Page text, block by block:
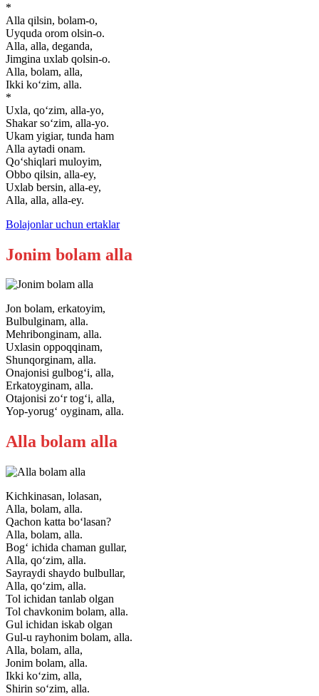
*
Alla qilsin, bolam-o,
Uyquda orom olsin-o.
Alla, alla, deganda,
Jimgina uxlab qolsin-o.
Alla, bolam, alla,
Ikki ko‘zim, alla.
*
Uxla, qo‘zim, alla-yo,
Shakar so‘zim, alla-yo.
Ukam yigiar, tunda ham
Alla aytadi onam.
Qo‘shiqlari muloyim,
Obbo qilsin, alla-ey,
Uxlab bersin, alla-ey,
Alla, alla, alla-ey.
Bolajonlar uchun ertaklar
Jonim bolam alla
Jon bolam, erkatoyim,
Bulbulginam, alla.
Mehribonginam, alla.
Uxlasin oppoqqinam,
Shunqorginam, alla.
Onajonisi gulbog‘i, alla,
Erkatoyginam, alla.
Otajonisi zo‘r tog‘i, alla,
Yop-yorug‘ oyginam, alla.
Alla bolam alla
Kichkinasan, lolasan,
Alla, bolam, alla.
Qachon katta bo‘lasan?
Alla, bolam, alla.
Bog‘ ichida chaman gullar,
Alla, qo‘zim, alla.
Sayraydi shaydo bulbullar,
Alla, qo‘zim, alla.
Tol ichidan tanlab olgan
Tol chavkonim bolam, alla.
Gul ichidan iskab olgan
Gul-u rayhonim bolam, alla.
Alla, bolam, alla,
Jonim bolam, alla.
Ikki ko‘zim, alla,
Shirin so‘zim, alla.